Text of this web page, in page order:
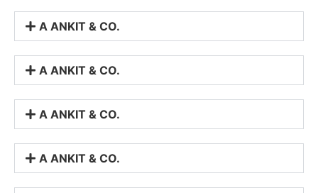
A ANKIT & CO.
A ANKIT & CO.
A ANKIT & CO.
A ANKIT & CO.